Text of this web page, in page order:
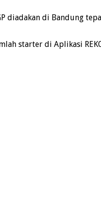
diadakan di Bandung
starter di Aplikasi